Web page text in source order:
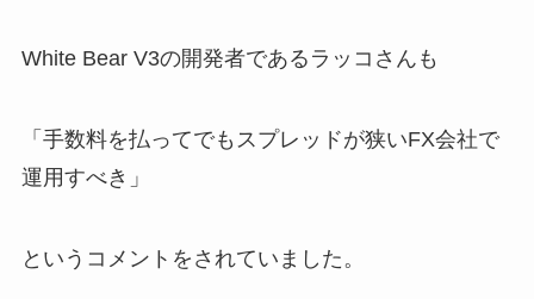
White Bear V3の開発者であるラッコさんも
「手数料を払ってでもスプレッドが狭いFX会社で
運用すべき」
というコメントをされていました。